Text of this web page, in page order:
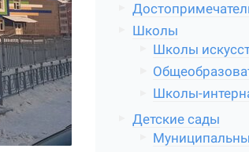
Школы
Школы
Школы-
Детские сады